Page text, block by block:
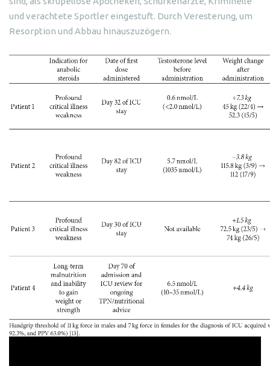
und verachtete Sportler eingestuft. Durch Veresterung, um
Resorption und Abbau hinauszuzögern.